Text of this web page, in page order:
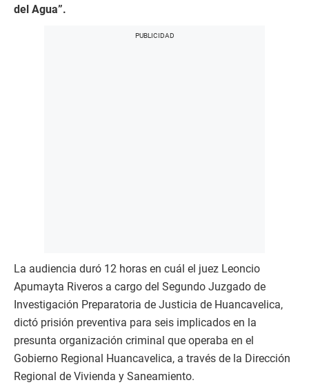
del Agua”.
La audiencia duró 12 horas en cuál el juez Leoncio
Apumayta Riveros a cargo del Segundo Juzgado de
Investigación Preparatoria de Justicia de Huancavelica,
dictó prisión preventiva para seis implicados en la
presunta organización criminal que operaba en el
Gobierno Regional Huancavelica, a través de la Dirección
Regional de Vivienda y Saneamiento.